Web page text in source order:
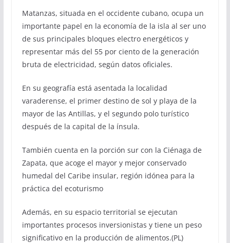
Matanzas, situada en el occidente cubano, ocupa un
importante papel en la economía de la isla al ser uno
de sus principales bloques electro energéticos y
representar más del 55 por ciento de la generación
bruta de electricidad, según datos oficiales.
En su geografía está asentada la localidad
varaderense, el primer destino de sol y playa de la
mayor de las Antillas, y el segundo polo turístico
después de la capital de la ínsula.
También cuenta en la porción sur con la Ciénaga de
Zapata, que acoge el mayor y mejor conservado
humedal del Caribe insular, región idónea para la
práctica del ecoturismo
Además, en su espacio territorial se ejecutan
importantes procesos inversionistas y tiene un peso
significativo en la producción de alimentos.(PL)